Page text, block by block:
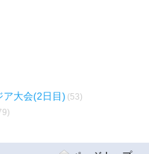
ア大会(2日目) (53)